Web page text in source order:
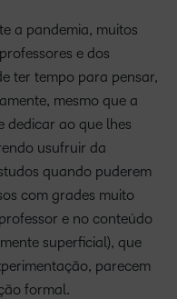
a pandemia, muitos
e dos
ter tempo para pensar,
mesmo que a
dedicar ao que lhes
usufruir da
quando puderem
com grades muito
e no conteúdo
superficial), que
parecem
formal.